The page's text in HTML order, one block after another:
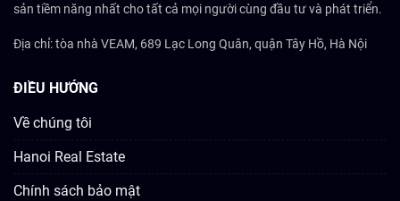
sản tiềm năng nhất cho tất cả mọi người cùng đầu tư và phát triển.
Địa chỉ: tòa nhà VEAM, 689 Lạc Long Quân, quận Tây Hồ, Hà Nội
ĐIỀU HƯỚNG
Về chúng tôi
Hanoi Real Estate
Chính sách bảo mật